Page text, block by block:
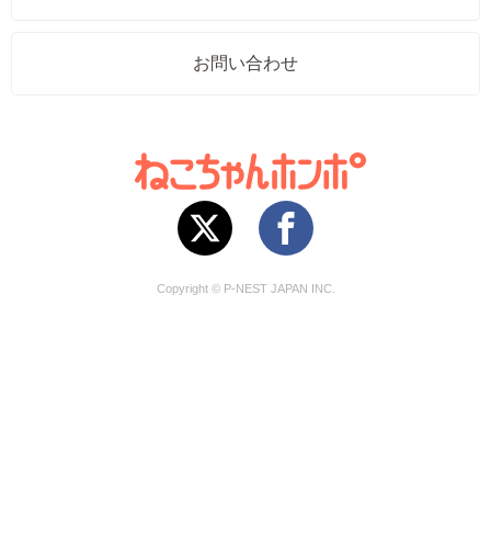
お問い合わせ
Copyright © P-NEST JAPAN INC.